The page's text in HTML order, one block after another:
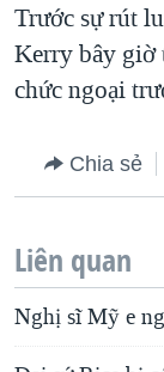
Trước sự rút
Kerry bây giờ
chức ngoại
Chia sẻ
Liên quan
Nghị sĩ Mỹ e